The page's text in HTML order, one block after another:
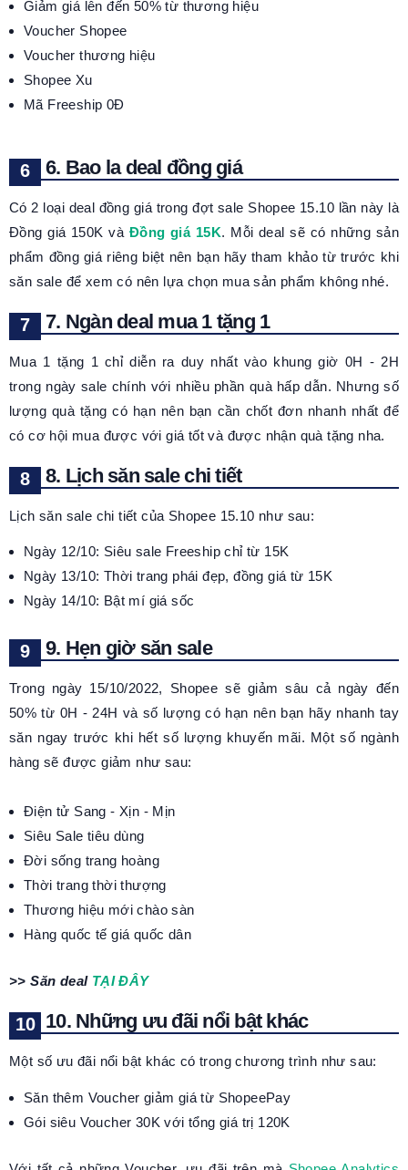
Giảm giá lên đến 50% từ thương hiệu
Voucher Shopee
Voucher thương hiệu
Shopee Xu
Mã Freeship 0Đ
6. Bao la deal đồng giá
Có 2 loại deal đồng giá trong đợt sale Shopee 15.10 lần này là
Đồng giá 150K và Đồng giá 15K. Mỗi deal sẽ có những sản
phẩm đồng giá riêng biệt nên bạn hãy tham khảo từ trước khi
săn sale để xem có nên lựa chọn mua sản phẩm không nhé.
7. Ngàn deal mua 1 tặng 1
Mua 1 tặng 1 chỉ diễn ra duy nhất vào khung giờ 0H - 2H
trong ngày sale chính với nhiều phần quà hấp dẫn. Nhưng số
lượng quà tặng có hạn nên bạn cần chốt đơn nhanh nhất để
có cơ hội mua được với giá tốt và được nhận quà tặng nha.
8. Lịch săn sale chi tiết
Lịch săn sale chi tiết của Shopee 15.10 như sau:
Ngày 12/10: Siêu sale Freeship chỉ từ 15K
Ngày 13/10: Thời trang phái đẹp, đồng giá từ 15K
Ngày 14/10: Bật mí giá sốc
9. Hẹn giờ săn sale
Trong ngày 15/10/2022, Shopee sẽ giảm sâu cả ngày đến
50% từ 0H - 24H và số lượng có hạn nên bạn hãy nhanh tay
săn ngay trước khi hết số lượng khuyến mãi. Một số ngành
hàng sẽ được giảm như sau:
Điện tử Sang - Xịn - Mịn
Siêu Sale tiêu dùng
Đời sống trang hoàng
Thời trang thời thượng
Thương hiệu mới chào sàn
Hàng quốc tế giá quốc dân
>> Săn deal TẠI ĐÂY
10. Những ưu đãi nổi bật khác
Một số ưu đãi nổi bật khác có trong chương trình như sau:
Săn thêm Voucher giảm giá từ ShopeePay
Gói siêu Voucher 30K với tổng giá trị 120K